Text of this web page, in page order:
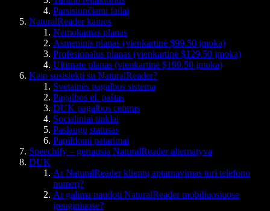
Parsisiunčiami failai
NaturalReader kainos
Nemokamas planas
Asmeninis planas (vienkartinė $99.50 įmoka)
Profesionalus planas (vienkartinė $129.50 įmoka)
Ultimate planas (vienkartinė $199.50 įmoka)
Kaip susisiekti su NaturalReader?
Svetainės pagalbos sistema
Pagalbos el. paštas
DUK pagalbos centras
Socialiniai tinklai
Paslaugų statusas
Papildomi patarimai
Speechify – geriausia NaturalReader alternatyva
DUK
Ar NaturalReader klientų aptarnavimas turi telefono
numerį?
Ar galima naudoti NaturalReader mobiliuosiuose
įrenginiuose?